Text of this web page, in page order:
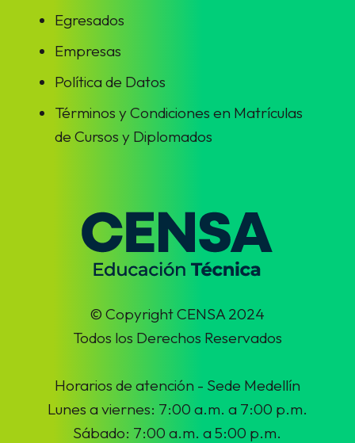
Egresados
Empresas
Política de Datos
Términos y Condiciones en Matrículas
de Cursos y Diplomados
© Copyright CENSA 2024
Todos los Derechos Reservados
Horarios de atención - Sede Medellín
Lunes a viernes: 7:00 a.m. a 7:00 p.m.
Sábado: 7:00 a.m. a 5:00 p.m.